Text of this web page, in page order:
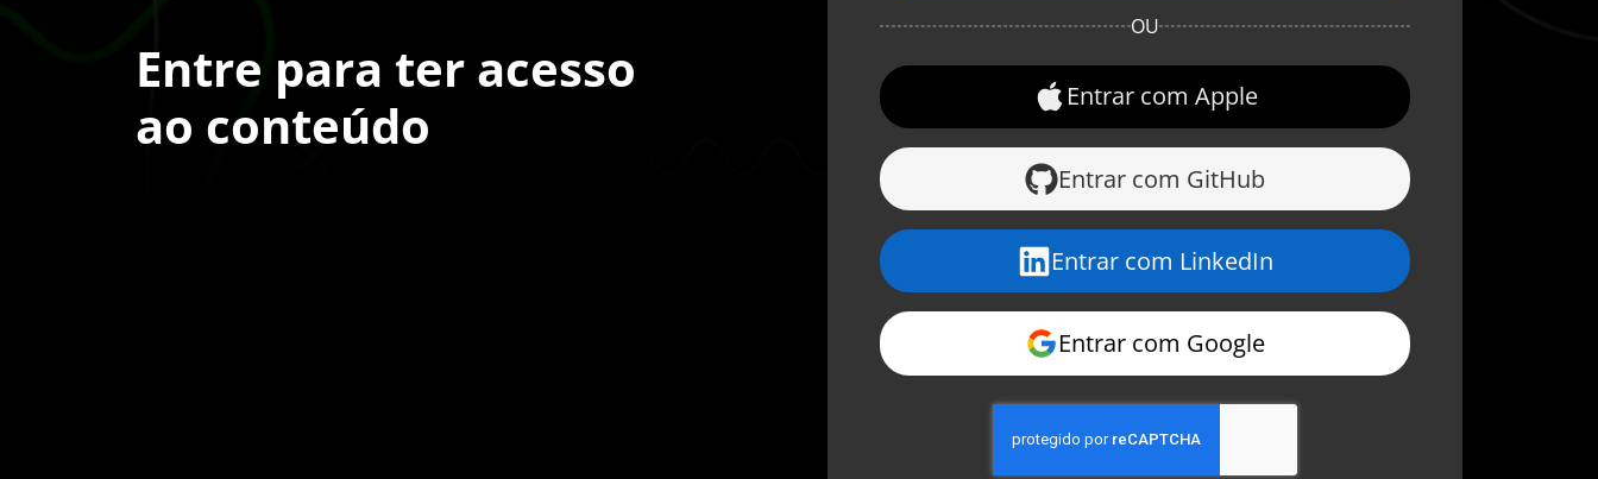
Entre para ter acesso
ao conteúdo
OU
Entrar com Apple
Entrar com GitHub
Entrar com LinkedIn
Entrar com Google